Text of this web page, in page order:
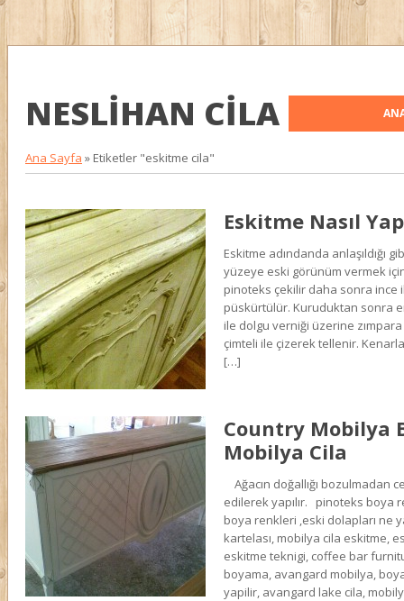
NESLIHAN CILA
Ana Sayfa » Etiketler "eskitme cila"
Eskitme Nasıl
Eskitme adındanda anlaşıldığı
yüzeye eski görünüm vermek
pinoteks çekilir daha sonra ince
püskürtülür. Kuruduktan sonra
ile dolgu verniği üzerine zımpara
çimteli ile çizerek tellenir.
[…]
Country Mobilya
Mobilya Cila
Ağacın doğallığı bozulmadan
edilerek yapılır. pinoteks boya
boya renkleri ,eski dolapları ne
kartelası, mobilya cila eskitme,
eskitme teknigi, coffee bar
boyama, avangard mobilya,
yapilir, avangard lake cila,